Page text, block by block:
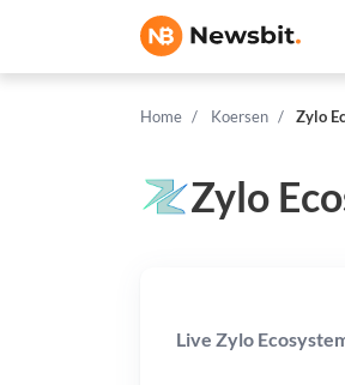
Home Koersen Zylo
Zylo
Live Zylo